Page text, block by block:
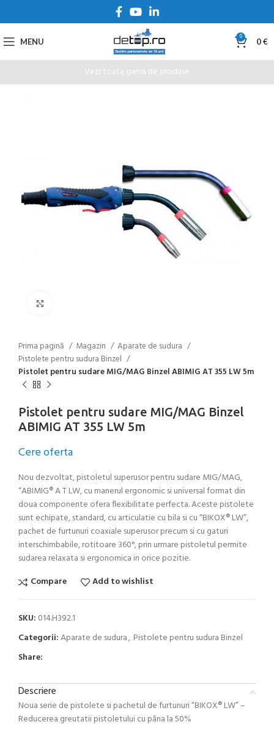
MENU 0 0€
Vezi toata gama de produse
Prima pagină Magazin
Aparate de sudura
Pistolete pentru sudura Binzel
Pistolet pentru sudare MIG/MAG Binzel ABIMIG AT 355 LW 5m
Pistolet pentru sudare MIG/MAG Binzel
ABIMIG AT 355 LW 5m
Cere oferta
Nou dezvoltat, pistoletul superusor pentru sudare MIG/MAG,
“ABIMIG® A T LW, cu manerul ergonomic si universal format din
doua componente ofera flexibilitate perfecta. Aceste pistolete
sunt echipate, standard, cu articulatie cu bila si cu “BIKOX® LW”,
pachet de furtunuri coaxiale superusor precum si cu gaturi
interschimbabile, rotitoare 360°, prin urmare pistoletul permite
sudarea relaxata si ergonomica in orice pozitie.
Compare
Add to wishlist
SKU: 014.H392.1
Categorii:Aparate de sudura, Pistolete pentru sudura Binzel
Share:
Descriere
Noua serie de pistolete si pachetul de furtunuri “BIKOX® LW” –
Reducerea greutatii pistoletului cu pâna la 50%